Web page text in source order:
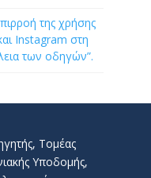
της χρήσης
Instagram στη
των οδηγών”.
Τομέας
Υποδομής,